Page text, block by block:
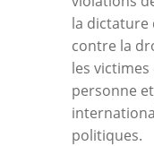
la dictature
contre la
les
personne
politiques.